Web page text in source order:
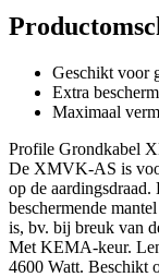
Geschikt voor
Extra
Maximaal
Profile Grondkabel
De XMVK-AS is
op de aardingsdraad.
beschermende
is, bv. bij breuk van
Met KEMA-keur.
4600 Watt. Beschikt